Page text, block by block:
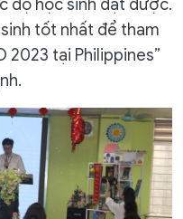
độ học sinh đạt được.
tốt nhất để tham
2023 tại Philippines”